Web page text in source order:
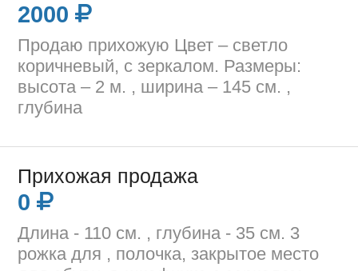
2000
Продаю прихожую Цвет – светло
коричневый, с зеркалом. Размеры:
высота – 2 м. , ширина – 145 см. ,
глубина
Прихожая продажа
0
Длина - 110 см. , глубина - 35 см. 3
рожка для , полочка, закрытое место